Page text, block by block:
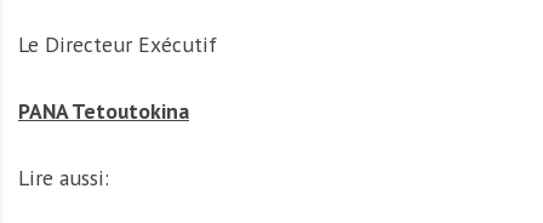
Le Directeur Exécutif
PANA Tetoutokina
Lire aussi: